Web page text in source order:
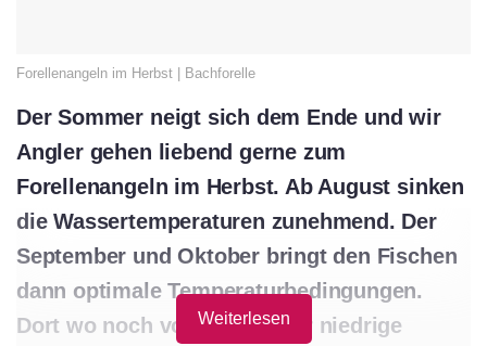
Forellenangeln im Herbst | Bachforelle
Der Sommer neigt sich dem Ende und wir
Angler gehen liebend gerne zum
Forellenangeln im Herbst. Ab August sinken
die Wassertemperaturen zunehmend. Der
September und Oktober bringt den Fischen
dann optimale Temperaturbedingungen.
Dort wo noch vor kurzem der niedrige
Weiterlesen